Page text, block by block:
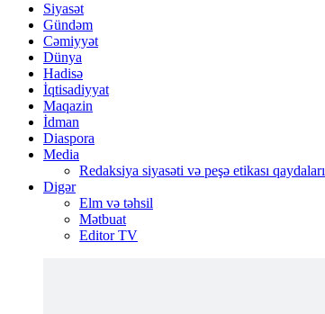
Siyasət
Gündəm
Cəmiyyət
Dünya
Hadisə
İqtisadiyyat
Maqazin
İdman
Diaspora
Media
Redaksiya siyasəti və peşə etikası qaydaları
Digər
Elm və təhsil
Mətbuat
Editor TV